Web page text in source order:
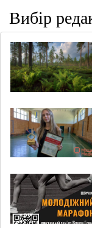
Вибір